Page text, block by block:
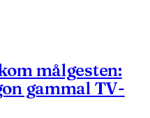
målgesten:
gammal TV-